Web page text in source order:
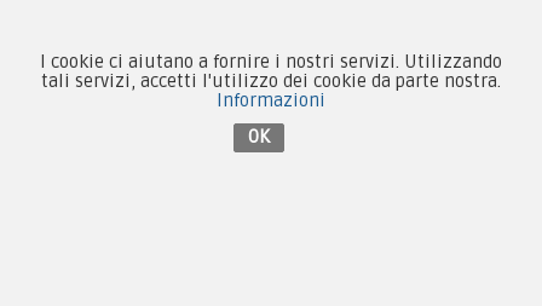
Contattaci su Facebook
I cookie ci aiutano a fornire i nostri servizi. Utilizzando
tali servizi, accetti l'utilizzo dei cookie da parte nostra.
Informazioni
OK